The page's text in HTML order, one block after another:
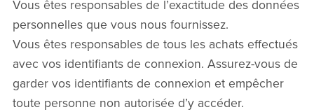
Vous êtes responsables de l’exactitude des données
personnelles que vous nous fournissez.
Vous êtes responsables de tous les achats effectués
avec vos identifiants de connexion. Assurez-vous de
garder vos identifiants de connexion et empêcher
toute personne non autorisée d’y accéder.